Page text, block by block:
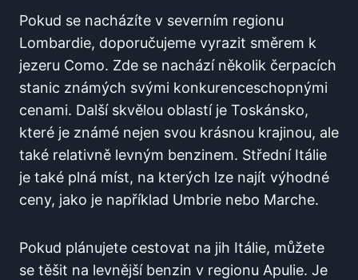
Pokud se nacházíte ​v severním regionu ​
Lombardie, doporučujeme vyrazit ⁤směrem k⁤
jezeru Como. Zde se nachází několik čerpacích
stanic známých svými konkurenceschopnými
cenami. Další skvělou oblastí‌ je Toskánsko,
které je známé nejen svou krásnou krajinou, ale
také relativně ⁤levným⁣ benzinem. Střední ⁢Itálie
je také plná míst,⁣ na kterých lze najít výhodné
ceny, jako je například‌ Umbrie nebo Marche.
Pokud plánujete cestovat na jih Itálie, ⁢můžete
se těšit⁣ na ⁢levnější benzin⁣ v regionu ‍Apulie. ⁢Je ​